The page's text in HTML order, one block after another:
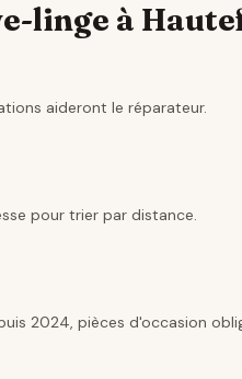
linge à
aideront le réparateur.
pour trier par distance.
2024, pièces d'occasion